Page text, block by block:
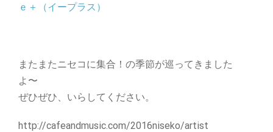
ｅ＋（イープラス）
またまたニセコに集合！の季節が巡ってきました
よ〜
ぜひぜひ、いらしてください。
http://cafeandmusic.com/2016niseko/artist